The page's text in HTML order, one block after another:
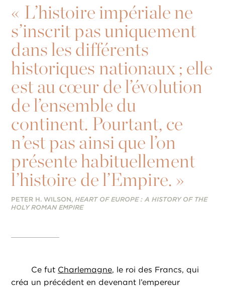
« L’histoire impériale ne
s’inscrit pas uniquement
dans les différents
historiques nationaux ; elle
est au cœur de l’évolution
de l’ensemble du
continent. Pourtant, ce
n’est pas ainsi que l’on
présente habituellement
l’histoire de l’Empire. »
PETER H. WILSON,HEART OF EUROPE : A HISTORY OF THE
HOLY ROMAN EMPIRE
Ce fut Charlemagne, le roi des Francs, qui
créa un précédent en devenant l’empereur